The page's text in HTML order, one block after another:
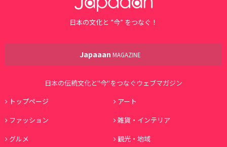
日本の文化と ”今” をつなぐ！
Japaaan MAGAZINE
日本の伝統文化と"今"をつなぐウェブマガジン
トップページ
アート
ファッション
雑貨・インテリア
グルメ
観光・地域